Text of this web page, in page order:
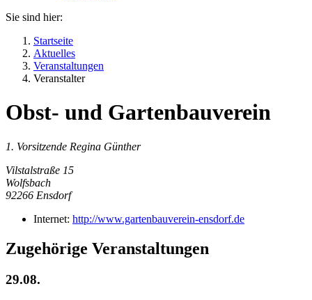
Sie sind hier:
Startseite
Aktuelles
Veranstaltungen
Veranstalter
Obst- und Gartenbauverein
1. Vorsitzende Regina Günther
Vilstalstraße 15
Wolfsbach
92266 Ensdorf
Internet: http://www.gartenbauverein-ensdorf.de
Zugehörige Veranstaltungen
29.08.